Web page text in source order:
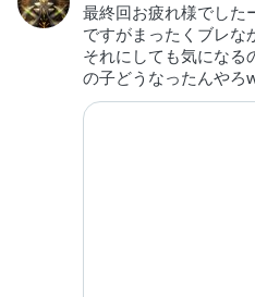
最終回お疲れ様でした
ですがまったくブレな
それにしても気になる
の子どうなったんやろ